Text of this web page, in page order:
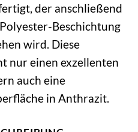
der anschließend
Beschichtung
wird. Diese
nur einen exzellenten
auch eine
in Anthrazit.